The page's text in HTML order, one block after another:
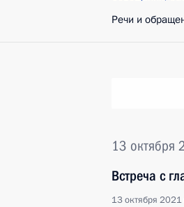
Речи и
13 октября
Встреча с
13 октября